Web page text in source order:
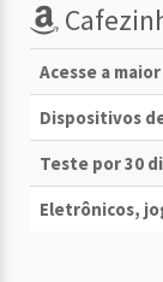
Acesse a
Dispositivos
Teste por 30
Eletrônicos,